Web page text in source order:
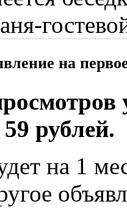
на
рублей.
на 1